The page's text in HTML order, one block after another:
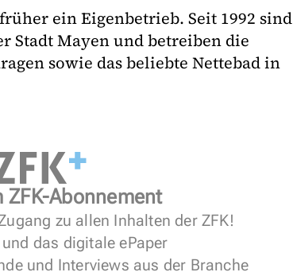
ein Eigenbetrieb. Seit 1992 sind
Stadt Mayen und betreiben die
sowie das beliebte Nettebad in
ZFK-Abonnement
zu allen Inhalten der ZFK!
das digitale ePaper
und Interviews aus der Branche